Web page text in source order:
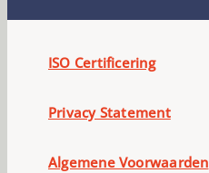
ISO Certificering
Privacy Statement
Algemene Voorwaarden